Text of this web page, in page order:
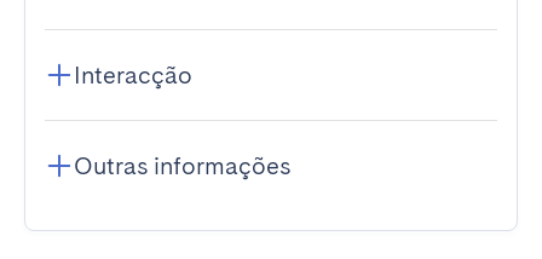
Interacção
Outras informações